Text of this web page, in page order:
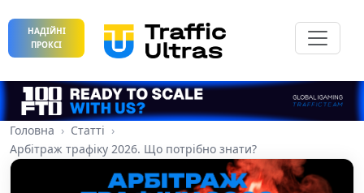
НАДІЙНІ
ПРОКСІ
Головна
Статті
Арбітраж трафіку 2026. Що потрібно знати?